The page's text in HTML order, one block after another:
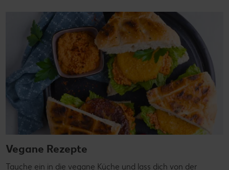
Vegane Rezepte
Tauche ein in die vegane Küche und lass dich von der